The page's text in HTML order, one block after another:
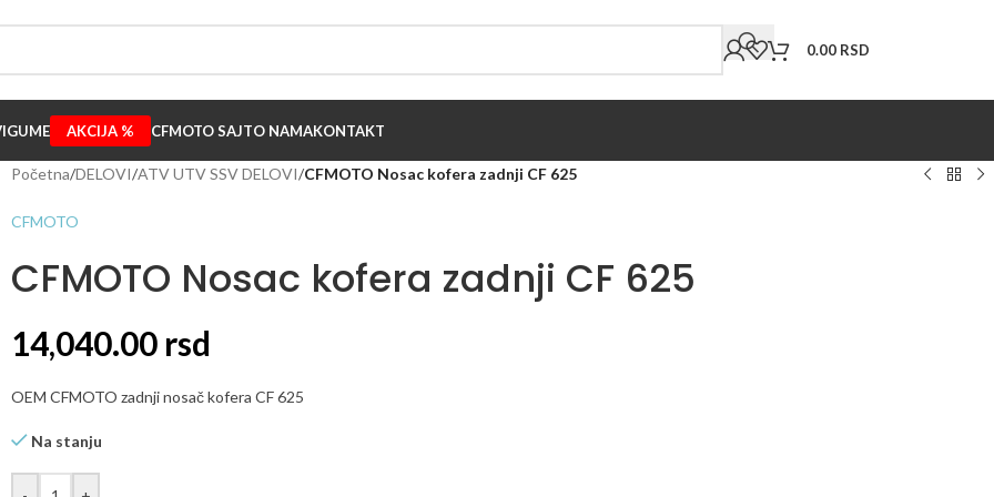
0.00 RSD
GUME AKCIJA % CFMOTO SAJTO NAMAKONTAKT
Početna/DELOVI/ATV UTV SSV DELOVI/CFMOTO Nosac kofera zadnji CF 625
CFMOTO
CFMOTO Nosac kofera zadnji CF 625
14,040.00 rsd
OEM CFMOTO zadnji nosač kofera CF 625
Na stanju